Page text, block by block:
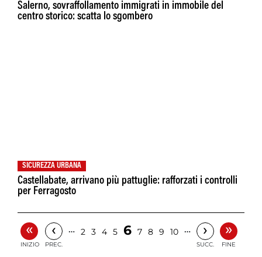
Salerno, sovraffollamento immigrati in immobile del
centro storico: scatta lo sgombero
SICUREZZA URBANA
Castellabate, arrivano più pattuglie: rafforzati i controlli
per Ferragosto
«
INIZIO
‹
PREC.
… 2 3 4 5 6 7 8 9 10 … ›
SUCC.
»
FINE